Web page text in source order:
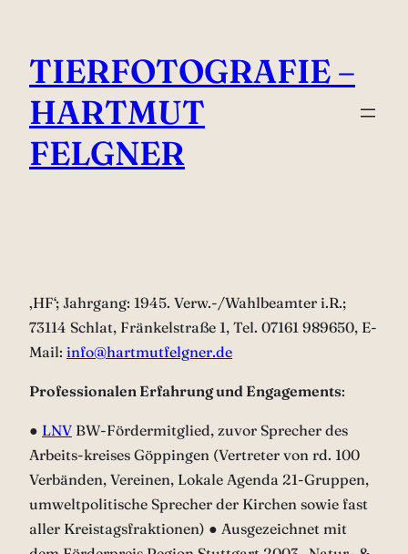
springen
TIERFOTOGRAFIE –
HARTMUT
FELGNER
‚HF‘; Jahrgang: 1945. Verw.-/Wahlbeamter i.R.;
73114 Schlat, Fränkelstraße 1, Tel. 07161 989650, E-
Mail: info@hartmutfelgner.de
Professionalen Erfahrung und Engagements:
● LNV BW-Fördermitglied, zuvor Sprecher des
Arbeits-kreises Göppingen (Vertreter von rd. 100
Verbänden, Vereinen, Lokale Agenda 21-Gruppen,
umweltpolitische Sprecher der Kirchen sowie fast
aller Kreistagsfraktionen) ● Ausgezeichnet mit